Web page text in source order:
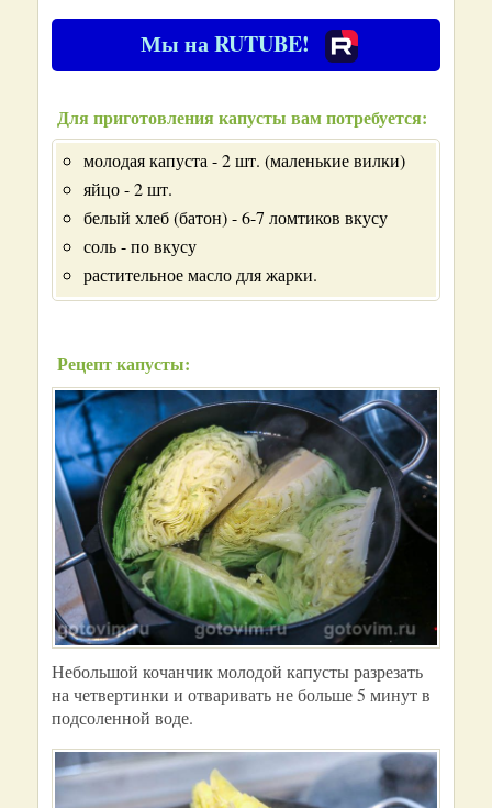
Мы на RUTUBE!
Для приготовления капусты вам потребуется:
молодая капуста - 2 шт. (маленькие вилки)
яйцо - 2 шт.
белый хлеб (батон) - 6-7 ломтиков вкусу
соль - по вкусу
растительное масло для жарки.
Рецепт капусты:
Небольшой кочанчик молодой капусты разрезать
на четвертинки и отваривать не больше 5 минут в
подсоленной воде.